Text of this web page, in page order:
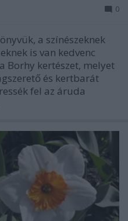
0
a színészeknek
is van kedvenc
Borhy kertészet, melyet
és kertbarát
fel az áruda